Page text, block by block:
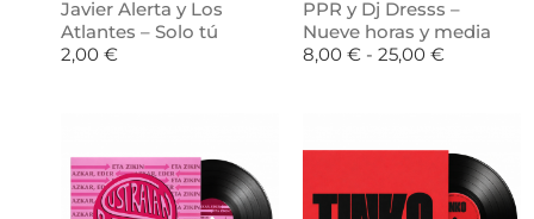
Javier Alerta y Los
Atlantes – Solo tú
2,00 €
PPR y Dj Dresss –
Nueve horas y media
8,00 € - 25,00 €